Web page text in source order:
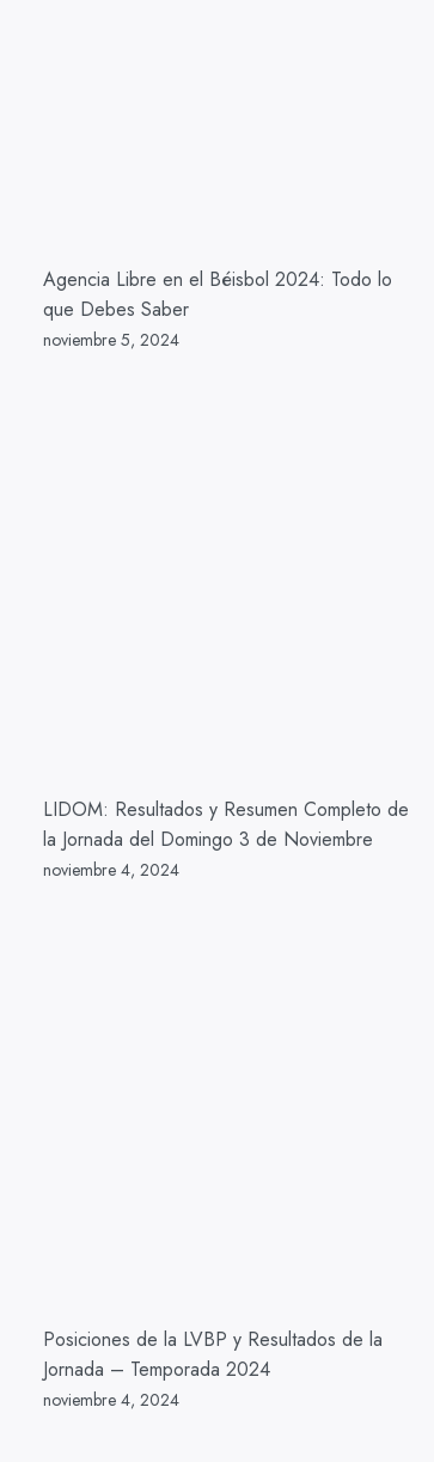
Agencia Libre en el Béisbol 2024: Todo lo
que Debes Saber
noviembre 5, 2024
LIDOM: Resultados y Resumen Completo de
la Jornada del Domingo 3 de Noviembre
noviembre 4, 2024
Posiciones de la LVBP y Resultados de la
Jornada – Temporada 2024
noviembre 4, 2024